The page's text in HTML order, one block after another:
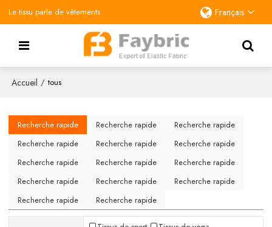
Le tissu parle de vêtements Français
Accueil / tous
Recherche rapide Recherche rapide
Recherche rapide
Recherche rapide
Recherche rapide
Recherche rapide
Recherche rapide
Recherche rapide
Recherche rapide
Recherche rapide
Recherche rapide
Recherche rapide
Recherche rapide
Recherche rapide